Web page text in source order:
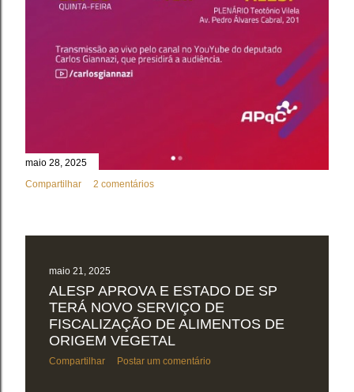
maio 28, 2025
Compartilhar
2 comentários
maio 21, 2025
ALESP APROVA E ESTADO DE SP
TERÁ NOVO SERVIÇO DE
FISCALIZAÇÃO DE ALIMENTOS DE
ORIGEM VEGETAL
Compartilhar Postar um comentário